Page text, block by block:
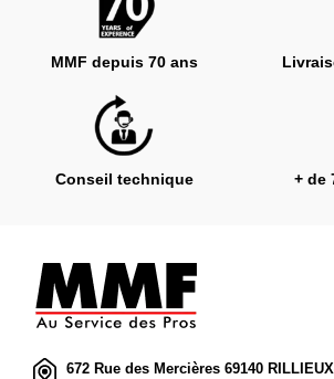
MMF depuis 70 ans
Conseil technique + de
672 Rue des Mercières 69140